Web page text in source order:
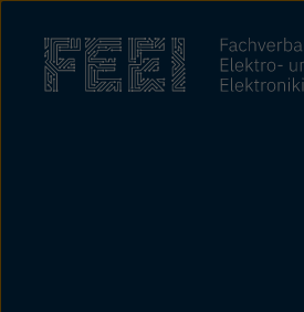
Inhalt
springen